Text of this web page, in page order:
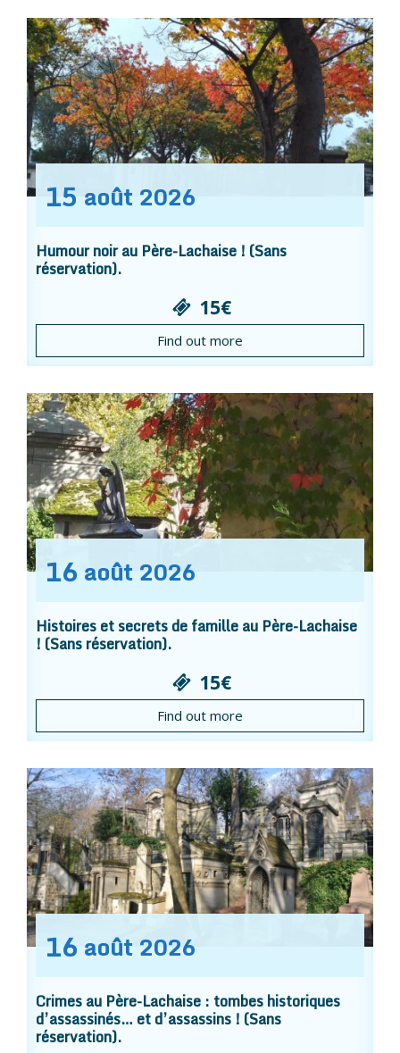
15 août 2026
Humour noir au Père-Lachaise ! (Sans
réservation).
15€
Find out more
16 août 2026
Histoires et secrets de famille au Père-Lachaise
! (Sans réservation).
15€
Find out more
16 août 2026
Crimes au Père-Lachaise : tombes historiques
d’assassinés… et d’assassins ! (Sans
réservation).